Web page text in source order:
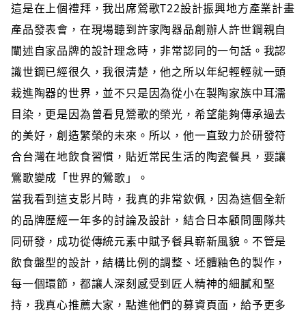
這是在上個禮拜，我出席鶯歌T22設計振興地方產業計畫
產品發表會，在現場聽到許家陶器品創辦人許世鋼親自
闡述自家品牌的設計理念時，非常認同的一句話。我認
識世鋼已經很久，我很清楚，他之所以年紀輕輕就一頭
栽進陶器的世界，並不只是因為從小在製陶家族中耳濡
目染，更是因為曾看見鶯歌的榮光，希望能夠傳承過去
的美好，創造繁榮的未來。所以，他一直致力於研發符
合台灣在地飲食習慣，貼近常民生活的陶瓷餐具，要讓
鶯歌變成「世界的鶯歌」。
當我看到這支影片時，我真的非常欽佩，因為這個全新
的品牌歷經一年多的討論及設計，結合日本顧問團隊共
同研發，成功從傳統元素中賦予餐具嶄新風貌。不管是
飲食盤型的設計，結構比例的調整、坯體釉色的製作，
每一個環節，都讓人深刻感受到匠人精神的細膩和堅
持，我真心推薦大家，點進他們的募資頁面，給予更多